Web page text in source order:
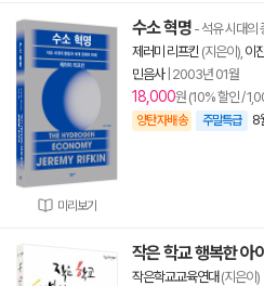
미리보기
수소 혁명 - 석유 시대의
제러미 리프킨 (지은이), 이
민음사| 2003년 01월
18,000원 (10% 할인 /
양탄자배송 주말특급 8
작은 학교 행복한 아
작은학교교육연대 (지은이)